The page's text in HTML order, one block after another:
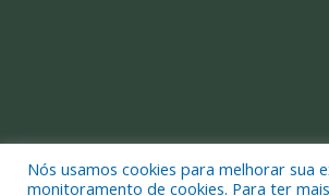
Todos os direitos
Nós usamos cookies para melhorar sua
monitoramento de cookies. Para ter